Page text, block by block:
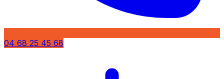
04 68 25 45 68